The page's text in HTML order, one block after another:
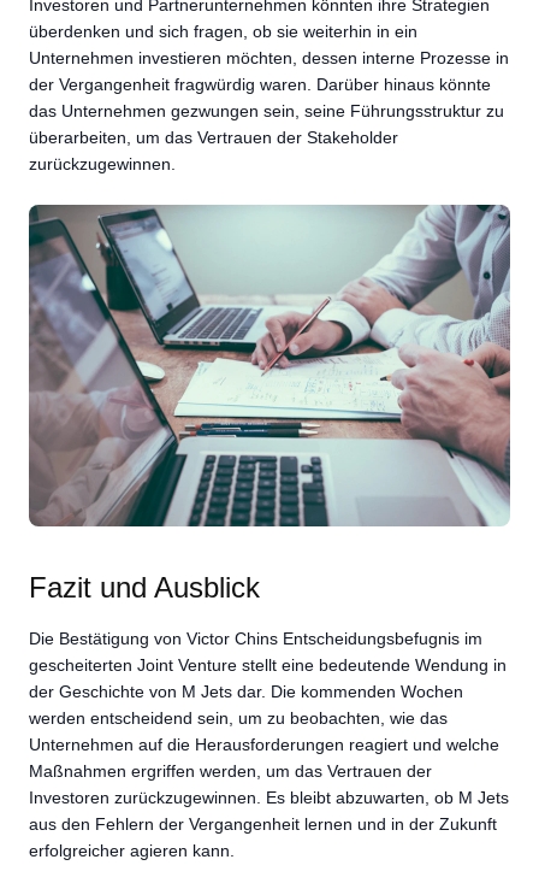
Investoren und Partnerunternehmen könnten ihre Strategien
überdenken und sich fragen, ob sie weiterhin in ein
Unternehmen investieren möchten, dessen interne Prozesse in
der Vergangenheit fragwürdig waren. Darüber hinaus könnte
das Unternehmen gezwungen sein, seine Führungsstruktur zu
überarbeiten, um das Vertrauen der Stakeholder
zurückzugewinnen.
Fazit und Ausblick
Die Bestätigung von Victor Chins Entscheidungsbefugnis im
gescheiterten Joint Venture stellt eine bedeutende Wendung in
der Geschichte von M Jets dar. Die kommenden Wochen
werden entscheidend sein, um zu beobachten, wie das
Unternehmen auf die Herausforderungen reagiert und welche
Maßnahmen ergriffen werden, um das Vertrauen der
Investoren zurückzugewinnen. Es bleibt abzuwarten, ob M Jets
aus den Fehlern der Vergangenheit lernen und in der Zukunft
erfolgreicher agieren kann.